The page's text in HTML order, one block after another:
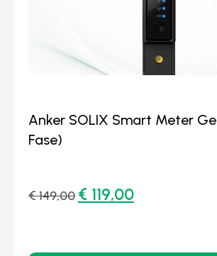
Anker SOLIX Smart Meter
Fase)
€149,00 € 119,00